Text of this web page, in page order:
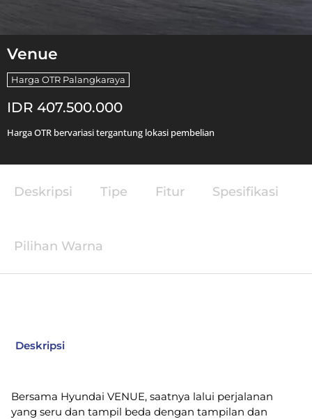
Venue
Harga OTR Palangkaraya
IDR 407.500.000
Harga OTR bervariasi tergantung lokasi pembelian
Deskripsi Tipe Fitur Spesifikasi
Pilihan Warna
Deskripsi
Bersama Hyundai VENUE, saatnya lalui perjalanan
yang seru dan tampil beda dengan tampilan dan